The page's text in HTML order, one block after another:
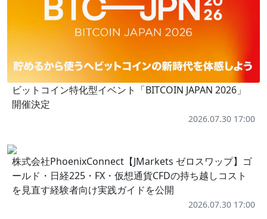
ビットコイン特化型イベント「BITCOIN JAPAN 2026」
開催決定
2026.07.30 17:00
株式会社PhoenixConnect【JMarkets ゼロスワップ】ゴ
ールド・日経225・FX・仮想通貨CFDの持ち越しコスト
を見直す経験者向け実践ガイドを公開
2026.07.30 17:00